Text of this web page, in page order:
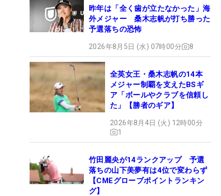
昨年は「全く歯が立たなかった」海
外メジャー 桑木志帆が打ち勝った
予選落ちの恐怖
2026年8月5日 (水) 07時00分 8
全英女王・桑木志帆の14本
メジャー制覇を支えたBSギ
ア「ボールやクラブを信頼し
た」【勝者のギア】
2026年8月4日 (火) 12時00分
1
竹田麗央が14ランクアップ 予選
落ちの山下美夢有は4位で変わらず
【CMEグローブポイントランキン
グ】